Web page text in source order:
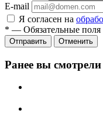
E-mail
Я согласен на
* — Обязательные поля
Отменить
Ранее вы смотрели